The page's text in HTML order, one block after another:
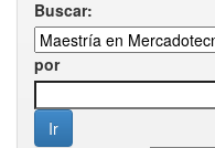
Buscar:
por